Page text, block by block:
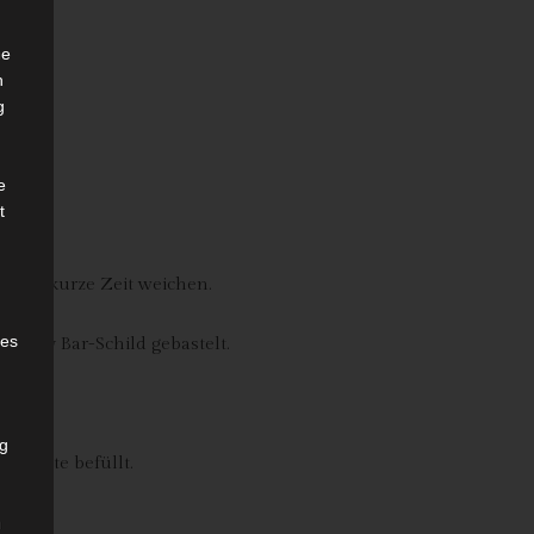
für kurze Zeit weichen.
Bar-Schild gebastelt.
befüllt.